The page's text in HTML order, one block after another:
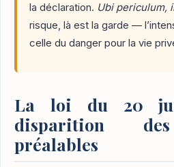
la déclaration. Ubi periculum,
risque, là est la garde —
celle du danger pour la vie
La loi du 20
disparition
préalables